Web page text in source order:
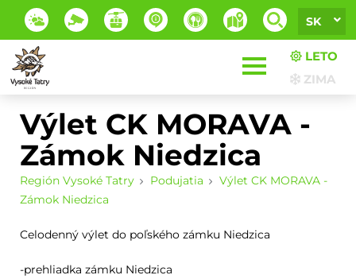
SK
LETO
ZIMA
Výlet CK MORAVA -
Zámok Niedzica
Región Vysoké Tatry Podujatia
Výlet CK MORAVA -
Zámok Niedzica
Celodenný výlet do poľského zámku Niedzica
-prehliadka zámku Niedzica